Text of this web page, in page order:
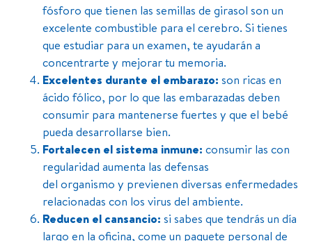
fósforo que tienen las semillas de girasol son un
excelente combustible para el cerebro. Si tienes
que estudiar para un examen, te ayudarán a
concentrarte y mejorar tu memoria.
Excelentes durante el embarazo: son ricas en
ácido fólico, por lo que las embarazadas deben
consumir para mantenerse fuertes y que el bebé
pueda desarrollarse bien.
Fortalecen el sistema inmune: consumir las con
regularidad aumenta las defensas
del organismo y previenen diversas enfermedades
relacionadas con los virus del ambiente.
Reducen el cansancio: si sabes que tendrás un día
largo en la oficina, come un paquete personal de